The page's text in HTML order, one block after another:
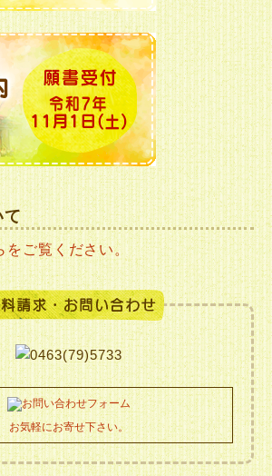
て
をご覧ください。
お気軽にお寄せ下さい。